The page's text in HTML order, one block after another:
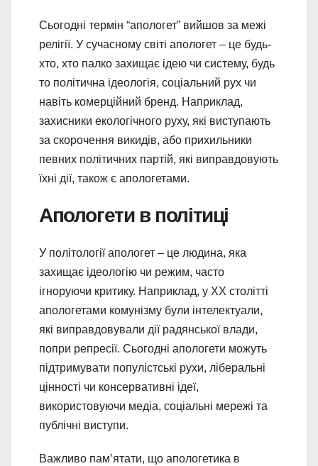
Сьогодні термін “апологет” вийшов за межі
релігії. У сучасному світі апологет – це будь-
хто, хто палко захищає ідею чи систему, будь
то політична ідеологія, соціальний рух чи
навіть комерційний бренд. Наприклад,
захисники екологічного руху, які виступають
за скорочення викидів, або прихильники
певних політичних партій, які виправдовують
їхні дії, також є апологетами.
Апологети в політиці
У політології апологет – це людина, яка
захищає ідеологію чи режим, часто
ігноруючи критику. Наприклад, у XX столітті
апологетами комунізму були інтелектуали,
які виправдовували дії радянської влади,
попри репресії. Сьогодні апологети можуть
підтримувати популістські рухи, ліберальні
цінності чи консервативні ідеї,
використовуючи медіа, соціальні мережі та
публічні виступи.
Важливо пам’ятати, що апологетика в